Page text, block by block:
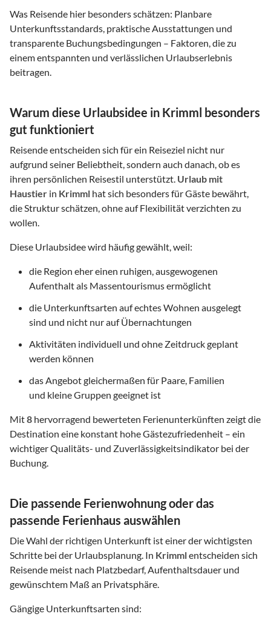
Was Reisende hier besonders schätzen: Planbare
Unterkunftsstandards, praktische Ausstattungen und
transparente Buchungsbedingungen – Faktoren, die zu
einem entspannten und verlässlichen Urlaubserlebnis
beitragen.
Warum diese Urlaubsidee in Krimml besonders
gut funktioniert
Reisende entscheiden sich für ein Reiseziel nicht nur
aufgrund seiner Beliebtheit, sondern auch danach, ob es
ihren persönlichen Reisestil unterstützt. Urlaub mit
Haustier in Krimml hat sich besonders für Gäste bewährt,
die Struktur schätzen, ohne auf Flexibilität verzichten zu
wollen.
Diese Urlaubsidee wird häufig gewählt, weil:
die Region eher einen ruhigen, ausgewogenen
Aufenthalt als Massentourismus ermöglicht
die Unterkunftsarten auf echtes Wohnen ausgelegt
sind und nicht nur auf Übernachtungen
Aktivitäten individuell und ohne Zeitdruck geplant
werden können
das Angebot gleichermaßen für Paare, Familien
und kleine Gruppen geeignet ist
Mit8 hervorragend bewerteten Ferienunterkünften zeigt die
Destination eine konstant hohe Gästezufriedenheit – ein
wichtiger Qualitäts- und Zuverlässigkeitsindikator bei der
Buchung.
Die passende Ferienwohnung oder das
passende Ferienhaus auswählen
Die Wahl der richtigen Unterkunft ist einer der wichtigsten
Schritte bei der Urlaubsplanung. In Krimmlentscheiden sich
Reisende meist nach Platzbedarf, Aufenthaltsdauer und
gewünschtem Maß an Privatsphäre.
Gängige Unterkunftsarten sind: